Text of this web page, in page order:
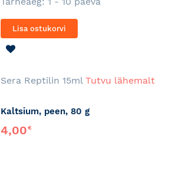
Lisa ostukorvi
Sera Reptilin 15ml Tutvu lähemalt
Kaltsium, peen, 80 g
4,00€